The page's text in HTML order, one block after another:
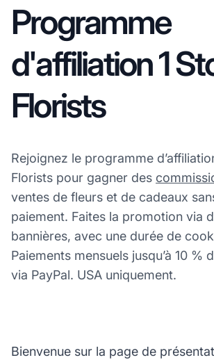
Programme
d'affiliation 1
Florists
Rejoignez le programme
Florists pour gagner des
ventes de fleurs et de cadeaux
paiement. Faites la promotion via
bannières, avec une durée de
Paiements mensuels jusqu’à 10 %
via PayPal. USA uniquement.
Bienvenue sur la page de